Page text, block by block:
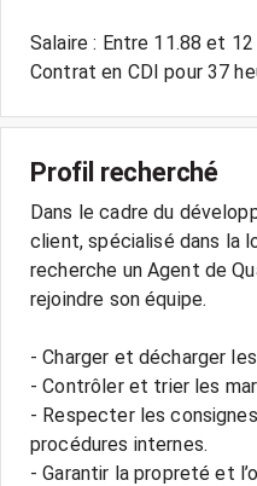
Salaire : Entre 11.88 et 12
Profil recherché
Dans le cadre du
client, spécialisé dans la
recherche un Agent de
rejoindre son équipe.
- Charger et décharger
- Contrôler et trier les
- Respecter les
procédures internes.
- Garantir la propreté et